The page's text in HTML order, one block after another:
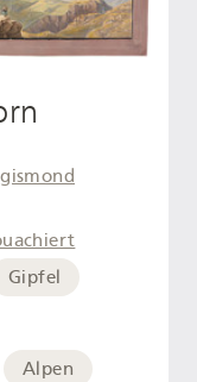
Gipfel
Alpen